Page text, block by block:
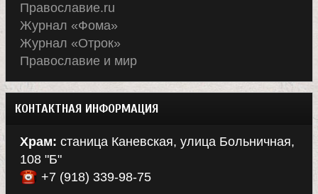
Православие.ru
Журнал «Фома»
Журнал «Отрок»
Православие и мир
КОНТАКТНАЯ ИНФОРМАЦИЯ
Храм: станица Каневская, улица Больничная,
108 "Б"
+7 (918) 339-98-75